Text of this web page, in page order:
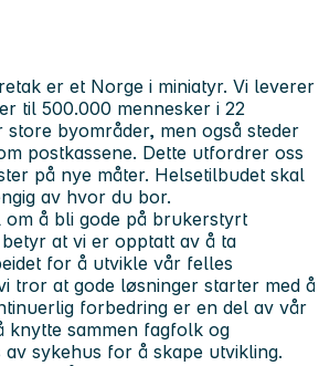
er et Norge i miniatyr. Vi leverer
til 500.000 mennesker i 22
store byområder, men også steder
postkassene. Dette utfordrer oss
på nye måter. Helsetilbudet skal
av hvor du bor.
om å bli gode på brukerstyrt
at vi er opptatt av å ta
for å utvikle vår felles
tror at gode løsninger starter med å
forbedring er en del av vår
knytte sammen fagfolk og
sykehus for å skape utvikling.